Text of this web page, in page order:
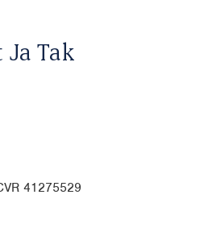
Tak
41275529